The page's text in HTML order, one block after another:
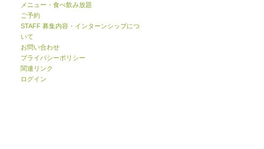
メニュー・食べ飲み放題
ご予約
STAFF 募集内容・インターンシップにつ
いて
お問い合わせ
プライバシーポリシー
関連リンク
ログイン